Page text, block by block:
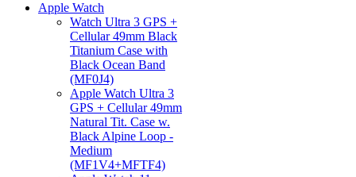
Apple Watch
Watch Ultra 3 GPS +
Cellular 49mm Black
Titanium Case with
Black Ocean Band
(MF0J4)
Apple Watch Ultra 3
GPS + Cellular 49mm
Natural Tit. Case w.
Black Alpine Loop -
Medium
(MF1V4+MFTF4)